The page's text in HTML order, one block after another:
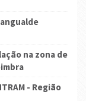
na zona de
- Região